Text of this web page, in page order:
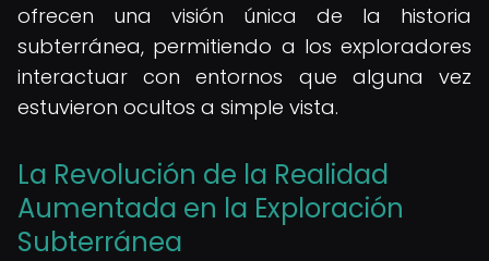
ofrecen una visión única de la historia
subterránea, permitiendo a los exploradores
interactuar con entornos que alguna vez
estuvieron ocultos a simple vista.
La Revolución de la Realidad
Aumentada en la Exploración
Subterránea